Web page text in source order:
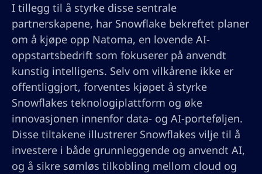
I tillegg til å styrke disse sentrale
partnerskapene, har Snowflake bekreftet planer
om å kjøpe opp Natoma, en lovende AI-
oppstartsbedrift som fokuserer på anvendt
kunstig intelligens. Selv om vilkårene ikke er
offentliggjort, forventes kjøpet å styrke
Snowflakes teknologiplattform og øke
innovasjonen innenfor data- og AI-porteføljen.
Disse tiltakene illustrerer Snowflakes vilje til å
investere i både grunnleggende og anvendt AI,
og å sikre sømløs tilkobling mellom cloud og